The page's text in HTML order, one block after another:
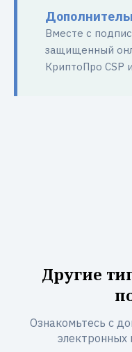
Вместе с
защищенный
КриптоПро CSP
Другие
Ознакомьтесь с
электронных